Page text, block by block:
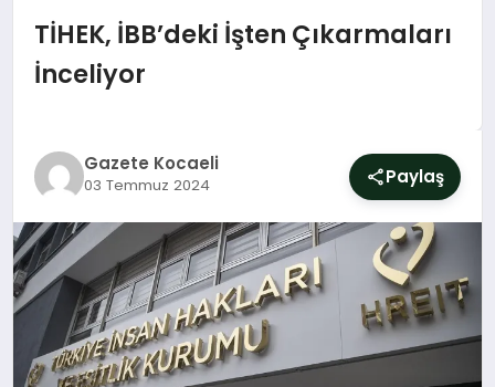
EKONOMI
SPOR
SIYASET
YAŞAM
DÜNYA
SAĞLIK
TİHEK, İBB’deki İşten Çıkarmaları
İnceliyor
Gazete Kocaeli
03 Temmuz 2024 Paylaş